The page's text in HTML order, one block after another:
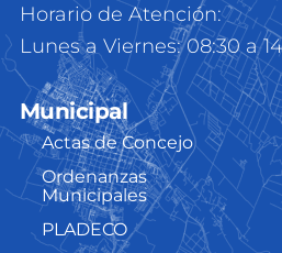
Horario de Atención:
Lunes a Viernes: 08:30 a
Municipal
Actas de Concejo
Ordenanzas
Municipales
PLADECO